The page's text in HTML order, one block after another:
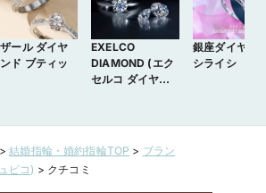
ール ダイヤ
ド ブティッ
EXELCO
DIAMOND (エク
セルコ ダイヤモ
銀座ダイヤモ
シライシ
結婚指輪・婚約指輪TOP > ブラン
ピコ) > クチコミ